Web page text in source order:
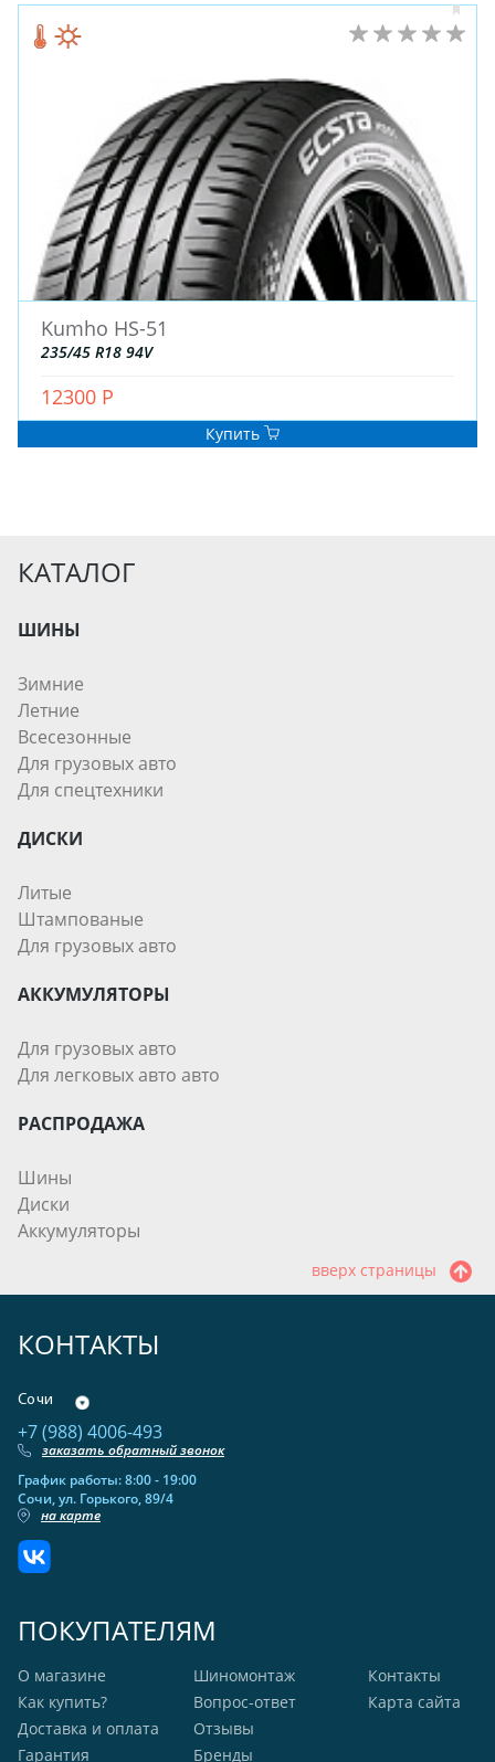
Kumho HS-51
235/45 R18 94V
12300 Р
Купить
КАТАЛОГ
ШИНЫ
Зимние
Летние
Всесезонные
Для грузовых авто
Для спецтехники
ДИСКИ
Литые
Штампованые
Для грузовых авто
АККУМУЛЯТОРЫ
Для грузовых авто
Для легковых авто авто
РАСПРОДАЖА
Шины
Диски
Аккумуляторы
вверх страницы
КОНТАКТЫ
Сочи
+7 (988) 4006-493
заказать обратный звонок
График работы: 8:00 - 19:00
Сочи, ул. Горького, 89/4
на карте
ПОКУПАТЕЛЯМ
О магазине
Как купить?
Доставка и оплата
Гарантия
Шиномонтаж
Вопрос-ответ
Отзывы
Бренды
Контакты
Карта сайта